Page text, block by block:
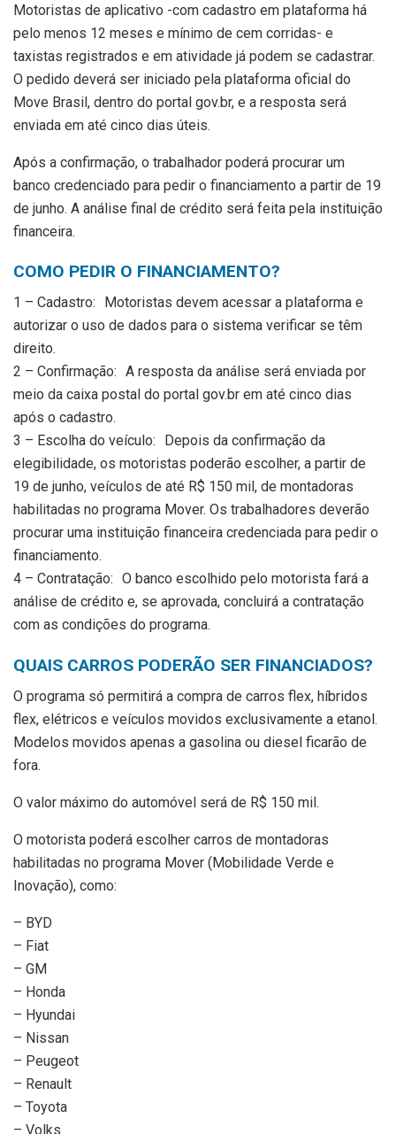
Motoristas de aplicativo -com cadastro em plataforma há
pelo menos 12 meses e mínimo de cem corridas- e
taxistas registrados e em atividade já podem se cadastrar.
O pedido deverá ser iniciado pela plataforma oficial do
Move Brasil, dentro do portal gov.br, e a resposta será
enviada em até cinco dias úteis.
Após a confirmação, o trabalhador poderá procurar um
banco credenciado para pedir o financiamento a partir de 19
de junho. A análise final de crédito será feita pela instituição
financeira.
COMO PEDIR O FINANCIAMENTO?
1 – Cadastro: Motoristas devem acessar a plataforma e
autorizar o uso de dados para o sistema verificar se têm
direito.
2 – Confirmação: A resposta da análise será enviada por
meio da caixa postal do portal gov.br em até cinco dias
após o cadastro.
3 – Escolha do veículo: Depois da confirmação da
elegibilidade, os motoristas poderão escolher, a partir de
19 de junho, veículos de até R$ 150 mil, de montadoras
habilitadas no programa Mover. Os trabalhadores deverão
procurar uma instituição financeira credenciada para pedir o
financiamento.
4 – Contratação: O banco escolhido pelo motorista fará a
análise de crédito e, se aprovada, concluirá a contratação
com as condições do programa.
QUAIS CARROS PODERÃO SER FINANCIADOS?
O programa só permitirá a compra de carros flex, híbridos
flex, elétricos e veículos movidos exclusivamente a etanol.
Modelos movidos apenas a gasolina ou diesel ficarão de
fora.
O valor máximo do automóvel será de R$ 150 mil.
O motorista poderá escolher carros de montadoras
habilitadas no programa Mover (Mobilidade Verde e
Inovação), como:
– BYD
– Fiat
– GM
– Honda
– Hyundai
– Nissan
– Peugeot
– Renault
– Toyota
– Volks